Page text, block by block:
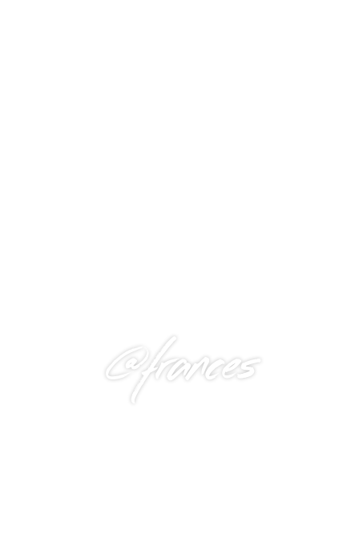
@frances